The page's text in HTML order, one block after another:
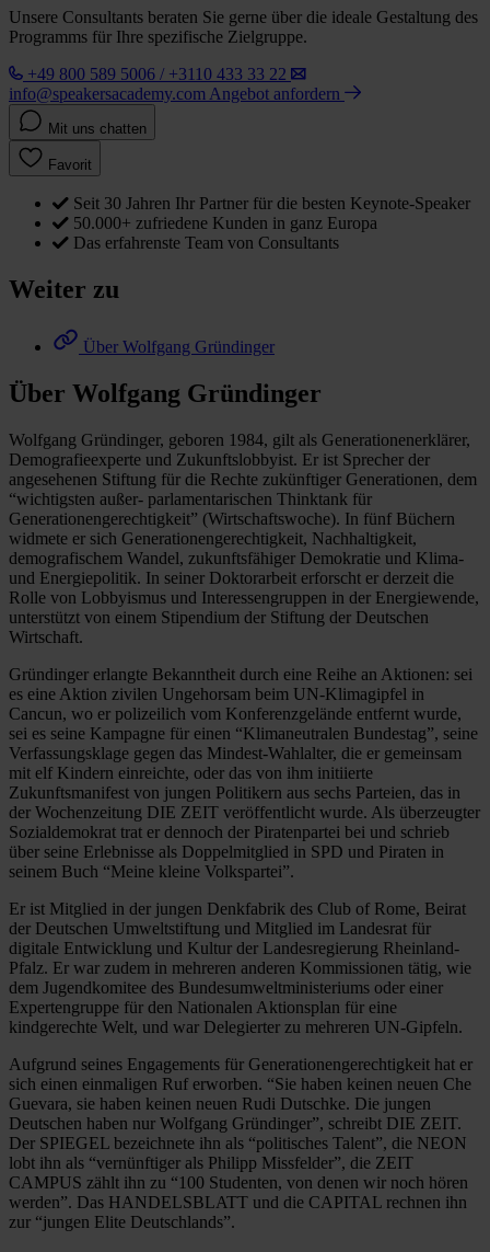
Unsere Consultants beraten Sie gerne über die ideale Gestaltung des
Programms für Ihre spezifische Zielgruppe.
+49 800 589 5006 / +3110 433 33 22
info@speakersacademy.com Angebot anfordern
Mit uns chatten
Favorit
Seit 30 Jahren Ihr Partner für die besten Keynote-Speaker
50.000+ zufriedene Kunden in ganz Europa
Das erfahrenste Team von Consultants
Weiter zu
Über Wolfgang Gründinger
Über Wolfgang Gründinger
Wolfgang Gründinger, geboren 1984, gilt als Generationenerklärer,
Demografieexperte und Zukunftslobbyist. Er ist Sprecher der
angesehenen Stiftung für die Rechte zukünftiger Generationen, dem
“wichtigsten außer- parlamentarischen Thinktank für
Generationengerechtigkeit” (Wirtschaftswoche). In fünf Büchern
widmete er sich Generationengerechtigkeit, Nachhaltigkeit,
demografischem Wandel, zukunftsfähiger Demokratie und Klima-
und Energiepolitik. In seiner Doktorarbeit erforscht er derzeit die
Rolle von Lobbyismus und Interessengruppen in der Energiewende,
unterstützt von einem Stipendium der Stiftung der Deutschen
Wirtschaft.
Gründinger erlangte Bekanntheit durch eine Reihe an Aktionen: sei
es eine Aktion zivilen Ungehorsam beim UN-Klimagipfel in
Cancun, wo er polizeilich vom Konferenzgelände entfernt wurde,
sei es seine Kampagne für einen “Klimaneutralen Bundestag”, seine
Verfassungsklage gegen das Mindest-Wahlalter, die er gemeinsam
mit elf Kindern einreichte, oder das von ihm initiierte
Zukunftsmanifest von jungen Politikern aus sechs Parteien, das in
der Wochenzeitung DIE ZEIT veröffentlicht wurde. Als überzeugter
Sozialdemokrat trat er dennoch der Piratenpartei bei und schrieb
über seine Erlebnisse als Doppelmitglied in SPD und Piraten in
seinem Buch “Meine kleine Volkspartei”.
Er ist Mitglied in der jungen Denkfabrik des Club of Rome, Beirat
der Deutschen Umweltstiftung und Mitglied im Landesrat für
digitale Entwicklung und Kultur der Landesregierung Rheinland-
Pfalz. Er war zudem in mehreren anderen Kommissionen tätig, wie
dem Jugendkomitee des Bundesumweltministeriums oder einer
Expertengruppe für den Nationalen Aktionsplan für eine
kindgerechte Welt, und war Delegierter zu mehreren UN-Gipfeln.
Aufgrund seines Engagements für Generationengerechtigkeit hat er
sich einen einmaligen Ruf erworben. “Sie haben keinen neuen Che
Guevara, sie haben keinen neuen Rudi Dutschke. Die jungen
Deutschen haben nur Wolfgang Gründinger”, schreibt DIE ZEIT.
Der SPIEGEL bezeichnete ihn als “politisches Talent”, die NEON
lobt ihn als “vernünftiger als Philipp Missfelder”, die ZEIT
CAMPUS zählt ihn zu “100 Studenten, von denen wir noch hören
werden”. Das HANDELSBLATT und die CAPITAL rechnen ihn
zur “jungen Elite Deutschlands”.